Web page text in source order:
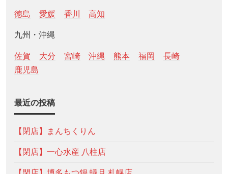
徳島 愛媛 香川 高知
九州・沖縄
佐賀 大分 宮崎 沖縄 熊本 福岡
長崎
鹿児島
最近の投稿
【閉店】まんちくりん
【閉店】一心水産 八柱店